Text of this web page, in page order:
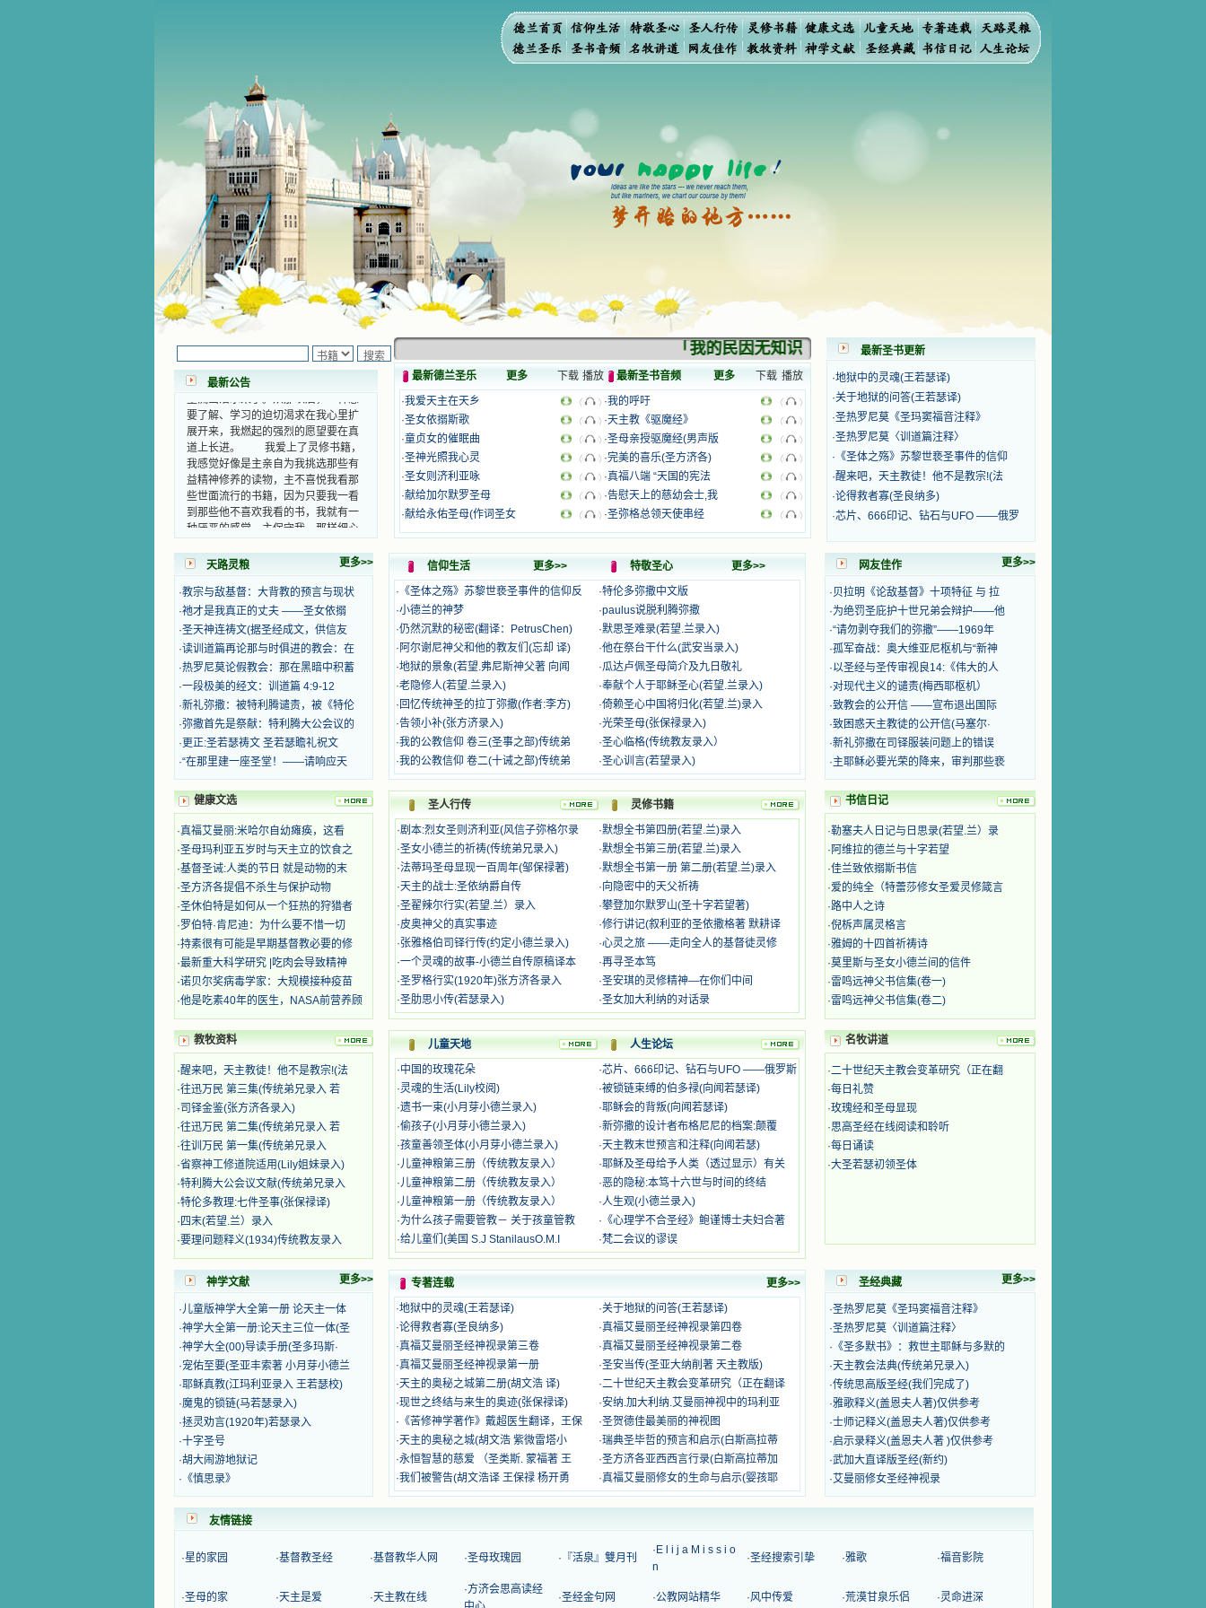
最新公告
小德兰爱心书屋最新公告 有一天，我
做了一个奇怪的梦，至今让我难忘。
梦中，我看到一本打开的用石头做的
书，我用舌头去舔它，觉得有一种甜
味，我就更用力去舔，最后从这本书
里流出活水来了。从那以后，一种想
要了解、学习的迫切渴求在我心里扩
展开来，我燃起的强烈的愿望要在真
道上长进。 我爱上了灵修书籍，
我感觉好像是主亲自为我挑选那些有
益精神修养的读物，主不喜悦我看那
些世面流行的书籍，因为只要我一看
到那些他不喜欢我看的书，我就有一
种厌恶的感觉。主保守我，那样细心
地防护着我，从那以后我从未读过一
本不良的书籍。 善良的书使人向
善，这些圣人的作品，渐渐地印在了
我的脑子里。读这些圣书时，我思潮
汹涌起伏，欣喜不能自已。书中谈到
这些圣人们如何在与主的交往中得到
灵命的更新，德行的馨香如何上达天
庭。啊，在这世上曾住过那么多热心
的圣人，为了传播福音，他们告别亲
人，舍下了他们手中的一切，轻快地
踏上了异国他乡，到没有人知道真神
我可能到死还不认识他们呢！ 我
的心灵从主给我的这些圣人的言行中
选取了最美的色彩；当他们的一生在
我面前展开时，我是多么的惊奇、兴
奋啊！当我读到他们为主而受人逼
迫、凌辱，为将福音广传而被人追杀
时，我为他们的在天之灵祈祷，我哭
着，为自已的同胞带给他们的苦难而
哀号。我一遍遍地重读那一行行被我
的斑斑泪痕弄得模糊不清的字句，那
些被主的爱火所燃烧而离开家乡来到
中国的传教士，我多么爱你们啊！我
心中流淌着多少感激的泪水。 他
们受苦却觉得喜乐，因为他们爱主，
他们感到能为主受一点苦是多么喜乐
的事。他们受苦时仍在唱着感谢的
歌，因他们无法不称颂主，因主使他
们的心灵洋溢了快乐；他们激发了我
内心神圣的热情，在我的心灵深处燃
烧起一股无法扑灭的火焰，他们那强
有力的言行激励我向前。 我一面
读，一面想过着他们这样圣善的生
活，也立志不在这虚幻的尘世中寻求
安慰。我一读就是几个钟头，累了就
望着书上的圣像沉思默想。啊，当我
想到我有一天还要见到他们，亲耳聆
听他们的教诲，伴随在他们的身边，
和他们一起赞颂吾主，想到那使我欣
喜欢乐的甜蜜的相会，这世界对于我
一点吸引力都没有了。 从这些书
籍里，我认识了许多爱主的人，他们
使我更亲近主，帮助我更深的认识
主，爱主。这些曾经生活在人间的圣
各种宝藏，听他们对悦主的甜蜜喁
语，我也陶醉了。主藉着这些书籍慢
慢地培养我的心灵，当我看到这些圣
德芬芳的圣人再看看满身污秽的我，
我失望过，沮丧过，哭泣过，和主呕
气过，甚至埋怨天主不用祂的全能让
我立刻成圣。但是主让我明白，灵命
的成长需要时间，成长是渐进的，农
民等待稻谷的长成需要整个季节，才
能品尝丰收的喜悦，我也要有谦卑受
教的态度才能接受主的话语，要让这
些圣言成为血肉（果实），是需要时
间的。 从网上我读到许多有益心
记时，清泪沾腮，她的经历强烈地震
撼着我的心，我接受到了一个很大的
正之路。读圣女小德兰的传记时，我
争吵，没有仇恨，没有岐视，那是主
「我的民因无知识而灭亡。你弃掉知识，我也必弃掉你，使你不再给我作祭
最新德兰圣乐 更多 下载 播放 最新圣书音频 更多 下载 播放
·我爱天主在天乡
·圣女依搦斯歌
·童贞女的催眠曲
·圣神光照我心灵
·圣女则济利亚咏
·献给加尔默罗圣母
·献给永佑圣母(作词圣女
·我的呼吁
·天主教《驱魔经》
·圣母亲授驱魔经(男声版
·完美的喜乐(圣方济各)
·真福八端 “天国的宪法
·告慰天上的慈幼会士,我
·圣弥格总领天使串经
最新圣书更新
·地狱中的灵魂(王若瑟译)
·关于地狱的问答(王若瑟译)
·圣热罗尼莫《圣玛窦福音注释》
·圣热罗尼莫〈训道篇注释〉
· 《圣体之殇》苏黎世亵圣事件的信仰
·醒来吧，天主教徒！他不是教宗!(法
·论得救者寡(圣良纳多)
·芯片、666印记、钻石与UFO ——俄罗
天路灵粮 更多>>
·教宗与敌基督：大背教的预言与现状
·祂才是我真正的丈夫 ——圣女依搦
·圣天神连祷文(据圣经成文，供信友
·读训道篇再论那与时俱进的教会：在
·热罗尼莫论假教会：那在黑暗中积蓄
·一段极美的经文：训道篇 4:9-12
·新礼弥撒：被特利腾谴责，被《特伦
·弥撒首先是祭献：特利腾大公会议的
·更正:圣若瑟祷文 圣若瑟瞻礼祝文
·“在那里建一座圣堂！——请响应天
信仰生活 更多>> 特敬圣心
更多>>
· 《圣体之殇》苏黎世亵圣事件的信仰反
·小德兰的神梦
·仍然沉默的秘密(翻译：PetrusChen)
· 阿尔谢尼神父和他的教友们(忘却 译)
·地狱的景象(若望.弗尼斯神父著 向闻
·老隐修人(若望.兰录入)
· 回忆传统神圣的拉丁弥撒(作者:李方)
·告领小补(张方济录入)
·我的公教信仰 卷三(圣事之部)传统弟
·我的公教信仰 卷二(十诫之部)传统弟
·特伦多弥撒中文版
·paulus说脱利腾弥撒
·默思圣难录(若望.兰录入)
·他在祭台干什么(武安当录入)
·瓜达卢佩圣母简介及九日敬礼
·奉献个人于耶稣圣心(若望.兰录入)
·倚赖圣心中国将归化(若望.兰)录入
·光荣圣母(张保禄录入)
·圣心临格(传统教友录入）
·圣心训言(若望录入)
网友佳作 更多>>
·贝拉明《论敌基督》十项特征 与 拉
·为绝罚圣庇护十世兄弟会辩护——他
·“请勿剥夺我们的弥撒”——1969年
·孤军奋战：奥大维亚尼枢机与“新神
·以圣经与圣传审视良14:《伟大的人
·对现代主义的谴责(梅西耶枢机）
·致教会的公开信 ——宣布退出国际
·致困惑天主教徒的公开信(马塞尔·
·新礼弥撒在司铎服装问题上的错误
·主耶稣必要光荣的降来，审判那些亵
健康文选
·真福艾曼丽:米哈尔自幼瘫痪，这看
·圣母玛利亚五岁时与天主立的饮食之
·基督圣诫:人类的节日 就是动物的末
·圣方济各提倡不杀生与保护动物
·圣休伯特是如何从一个狂热的狩猎者
·罗伯特·肯尼迪：为什么要不惜一切
·持素很有可能是早期基督教必要的修
·最新重大科学研究 |吃肉会导致精神
·诺贝尔奖病毒学家：大规模接种疫苗
·他是吃素40年的医生，NASA前营养顾
圣人行传
灵修书籍
·剧本:烈女圣则济利亚(风信子弥格尔录
·圣女小德兰的祈祷(传统弟兄录入)
·法蒂玛圣母显现一百周年(邹保禄著)
·天主的战士:圣依纳爵自传
·圣翟辣尔行实(若望.兰）录入
·皮奥神父的真实事迹
·张雅格伯司铎行传(约定小德兰录入)
·一个灵魂的故事-小德兰自传原稿译本
·圣罗格行实(1920年)张方济各录入
·圣肋思小传(若瑟录入)
·默想全书第四册(若望.兰)录入
·默想全书第三册(若望.兰)录入
·默想全书第一册 第二册(若望.兰)录入
·向隐密中的天父祈祷
·攀登加尔默罗山(圣十字若望著)
·修行讲记(叙利亚的圣依撒格著 默耕译
·心灵之旅 ——走向全人的基督徒灵修
·再寻圣本笃
·圣安琪的灵修精神—在你们中间
·圣女加大利纳的对话录
书信日记
·勒塞夫人日记与日思录(若望.兰）录
· 阿维拉的德兰与十字若望
·佳兰致依搦斯书信
·爱的纯全（特蕾莎修女圣爱灵修箴言
·路中人之诗
·倪柝声属灵格言
·雅姆的十四首祈祷诗
·莫里斯与圣女小德兰间的信件
·雷鸣远神父书信集(卷一)
·雷鸣远神父书信集(卷二)
教牧资料
·醒来吧，天主教徒！他不是教宗!(法
·往迅万民 第三集(传统弟兄录入 若
·司铎金鉴(张方济各录入)
·往迅万民 第二集(传统弟兄录入 若
·往训万民 第一集(传统弟兄录入
·省察神工修道院适用(Lily姐妹录入)
·特利腾大公会议文献(传统弟兄录入
·特伦多教理:七件圣事(张保禄译)
· 四末(若望.兰）录入
·要理问题释义(1934)传统教友录入
儿童天地
人生论坛
·中国的玫瑰花朵
·灵魂的生活(Lily校阅)
·遗书一束(小月芽小德兰录入)
·偷孩子(小月芽小德兰录入)
·孩童善领圣体(小月芽小德兰录入)
·儿童神粮第三册（传统教友录入）
·儿童神粮第二册（传统教友录入）
·儿童神粮第一册（传统教友录入）
·为什么孩子需要管教－ 关于孩童管教
·给儿童们(美国 S.J StanilausO.M.I
·芯片、666印记、钻石与UFO ——俄罗斯
·被锁链束缚的伯多禄(向闻若瑟译)
·耶稣会的背叛(向闻若瑟译)
·新弥撒的设计者布格尼尼的档案:颠覆
·天主教末世预言和注释(向闻若瑟)
·耶稣及圣母给予人类（透过显示）有关
·恶的隐秘:本笃十六世与时间的终结
·人生观(小德兰录入)
· 《心理学不合圣经》鲍谨博士夫妇合著
·梵二会议的谬误
名牧讲道
·二十世纪天主教会变革研究（正在翻
·每日礼赞
·玫瑰经和圣母显现
·思高圣经在线阅读和聆听
·每日诵读
·大圣若瑟初领圣体
神学文献 更多>>
·儿童版神学大全第一册 论天主一体
·神学大全第一册:论天主三位一体(圣
·神学大全(00)导读手册(圣多玛斯·
·宠佑至要(圣亚丰索著 小月芽小德兰
·耶稣真教(江玛利亚录入 王若瑟校)
·魔鬼的锁链(马若瑟录入)
·拯灵劝言(1920年)若瑟录入
·十字圣号
·胡大闹游地狱记
· 《慎思录》
专著连载
更多>>
·地狱中的灵魂(王若瑟译) ·关于地狱的问答(王若瑟译)
·论得救者寡(圣良纳多) ·真福艾曼丽圣经神视录第四卷
·真福艾曼丽圣经神视录第三卷 ·真福艾曼丽圣经神视录第二卷
·真福艾曼丽圣经神视录第一册 ·圣安当传(圣亚大纳削著 天主教版)
·天主的奥秘之城第二册(胡文浩 译) ·二十世纪天主教会变革研究（正在翻译
·现世之终结与来生的奥迹(张保禄译) ·安纳.加大利纳.艾曼丽神视中的玛利亚
· 《苦修神学著作》戴超医生翻译，王保 ·圣贺德佳最美丽的神视图
·天主的奥秘之城(胡文浩 紫微雷塔小 ·瑞典圣毕哲的预言和启示(白斯高拉蒂
·永恒智慧的慈爱 （圣类斯. 蒙福著 王 ·圣方济各亚西西言行录(白斯高拉蒂加
·我们被警告(胡文浩译 王保禄 杨开勇 ·真福艾曼丽修女的生命与启示(婴孩耶
圣经典藏 更多>>
·圣热罗尼莫《圣玛窦福音注释》
·圣热罗尼莫〈训道篇注释〉
· 《圣多默书》：救世主耶稣与多默的
·天主教会法典(传统弟兄录入)
·传统思高版圣经(我们完成了)
·雅歌释义(盖恩夫人著)仅供参考
·士师记释义(盖恩夫人著)仅供参考
·启示录释义(盖恩夫人著 )仅供参考
·武加大直译版圣经(新约)
·艾曼丽修女圣经神视录
友情链接
·星的家园 ·基督教圣经 ·基督教华人网 ·圣母玫瑰园 · 『活泉』雙月刊
· E l i j a M i s s i o
n
·圣经搜索引挚 ·雅歌 ·福音影院
·圣母的家 ·天主是爱 ·天主教在线
·方济会思高读经
·圣经金句网 ·公教网站精华 ·风中传爱 ·荒漠甘泉乐侣 ·灵命进深